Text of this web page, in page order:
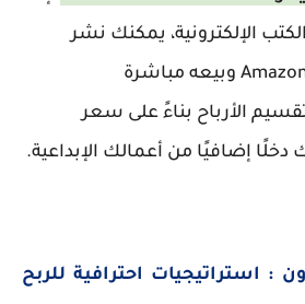
الإلكترونية، يمكنك نشر
كتابك على Amazon Kindle وبيعه مباشرة
الأرباح بناءً على سعر
دخلًا إضافيًا من أعمالك الإبداعية.
: استراتيجيات احترافية للربح